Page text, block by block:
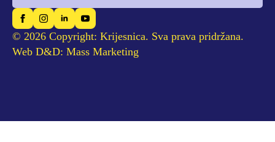
© 2026 Copyright: Krijesnica. Sva prava pridržana.
Web D&D: Mass Marketing